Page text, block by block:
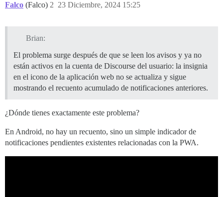
Falco (Falco) 23 Diciembre, 2024 15:25
2
Brian:
El problema surge después de que se leen los avisos y ya no
están activos en la cuenta de Discourse del usuario: la insignia
en el icono de la aplicación web no se actualiza y sigue
mostrando el recuento acumulado de notificaciones anteriores.
¿Dónde tienes exactamente este problema?
En Android, no hay un recuento, sino un simple indicador de
notificaciones pendientes existentes relacionadas con la PWA.